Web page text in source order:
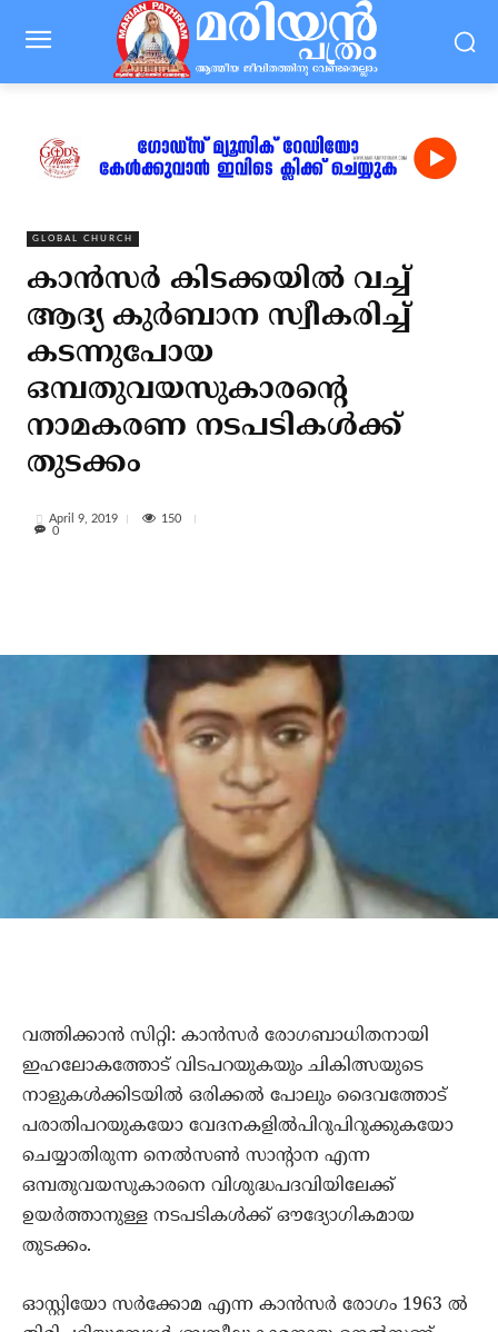
GLOBAL CHURCH
കാന്‍സര്‍ കിടക്കയില്‍ വച്ച്
ആദ്യ കുര്‍ബാന സ്വീകരിച്ച്
കടന്നുപോയ
ഒമ്പതുവയസുകാരന്റെ
നാമകരണ നടപടികള്‍ക്ക്
തുടക്കം
April 9, 2019
150
0
വത്തിക്കാന്‍ സിറ്റി: കാന്‍സര്‍ രോഗബാധിതനായി
ഇഹലോകത്തോട് വിടപറയുകയും ചികിത്സയുടെ
നാളുകള്‍ക്കിടയില്‍ ഒരിക്കല്‍ പോലും ദൈവത്തോട്
പരാതിപറയുകയോ വേദനകളില്‍പിറുപിറുക്കുകയോ
ചെയ്യാതിരുന്ന നെല്‍സണ്‍ സാന്റാന എന്ന
ഒമ്പതുവയസുകാരനെ വിശുദ്ധപദവിയിലേക്ക്
ഉയര്‍ത്താനുള്ള നടപടികള്‍ക്ക് ഔദ്യോഗികമായ
തുടക്കം.
ഓസ്റ്റിയോ സര്‍ക്കോമ എന്ന കാന്‍സര്‍ രോഗം 1963 ല്‍